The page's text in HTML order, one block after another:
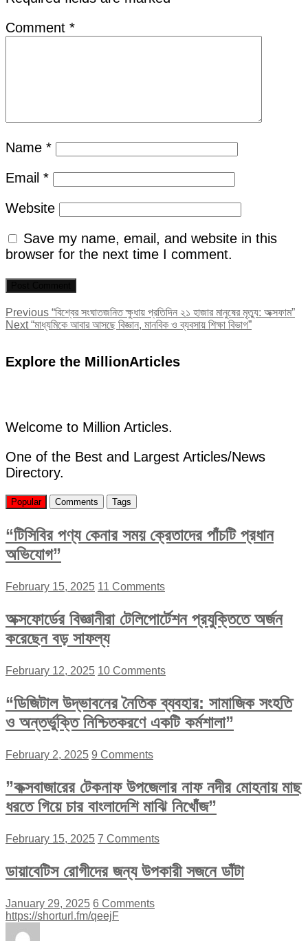
Comment *
Name *
Email *
Website
Save my name, email, and website in this
browser for the next time I comment.
Post
navigation
Previous Previous
post:
“বিশ্বের সংঘাতজনিত ক্ষুধায় প্রতিদিন ২১ হাজার মানুষের মৃত্যু: অক্সফাম”
Next Next
“মাধ্যমিকে আবার আসছে বিজ্ঞান, মানবিক ও ব্যবসায় শিক্ষা বিভাগ”
Explore the MillionArticles
Welcome to Million Articles.
One of the Best and Largest Articles/News
Directory.
Popular Comments Tags
“টিসিবির পণ্য কেনার সময় ক্রেতাদের পাঁচটি প্রধান
অভিযোগ”
February 15, 2025 11 Comments
অক্সফোর্ডের বিজ্ঞানীরা টেলিপোর্টেশন প্রযুক্তিতে অর্জন
করেছেন বড় সাফল্য
February 12, 2025 10 Comments
“ডিজিটাল উদ্ভাবনের নৈতিক ব্যবহার: সামাজিক সংহতি
ও অন্তর্ভুক্তি নিশ্চিতকরণে একটি কর্মশালা”
February 2, 2025 9 Comments
”কক্সবাজারের টেকনাফ উপজেলার নাফ নদীর মোহনায় মাছ
ধরতে গিয়ে চার বাংলাদেশি মাঝি নিখোঁজ”
February 15, 2025 7 Comments
ডায়াবেটিস রোগীদের জন্য উপকারী সজনে ডাঁটা
January 29, 2025 6 Comments
https://shorturl.fm/qeejF